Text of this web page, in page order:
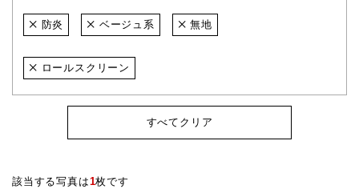
防炎 ベージュ系 無地
ロールスクリーン
すべてクリア
該当する写真は1枚です